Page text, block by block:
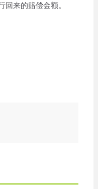
回来的赔偿金额。